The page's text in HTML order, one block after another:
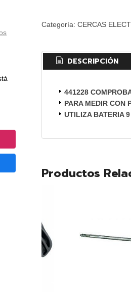
Categoría: CERCAS
DESCRIPCIÓN
441228
PARA MEDIR CON
UTILIZA BATERIA 9
Productos